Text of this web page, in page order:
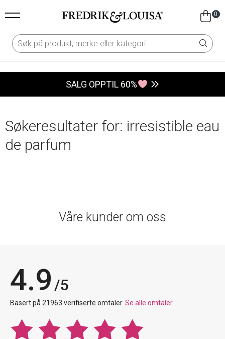
0
SALG OPPTIL 60%
Søkeresultater for: irresistible eau
de parfum
Våre kunder om oss
4.9 /5
Basert på 21963 verifiserte omtaler. Se alle omtaler.